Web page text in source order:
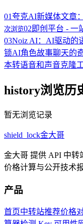
01夸克AI新媒体文章
次浏览02 即创平台 - 一
03Noiz AI：AI驱动的
锁AI角色故事聊天的
本转语音和声音克隆
history浏览历
暂无浏览记录
shield_lock金大哥
金大哥 提供 API 中转
价格计算与公开技术报
产品
首页中转站推荐价格